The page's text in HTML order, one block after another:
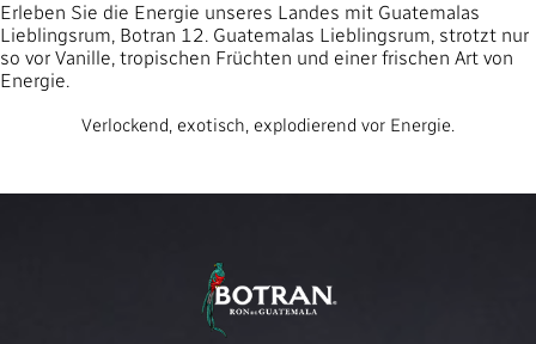
Erleben Sie die Energie unseres Landes mit Guatemalas
Lieblingsrum, Botran 12. Guatemalas Lieblingsrum, strotzt nur
so vor Vanille, tropischen Früchten und einer frischen Art von
Energie.
Verlockend, exotisch, explodierend vor Energie.